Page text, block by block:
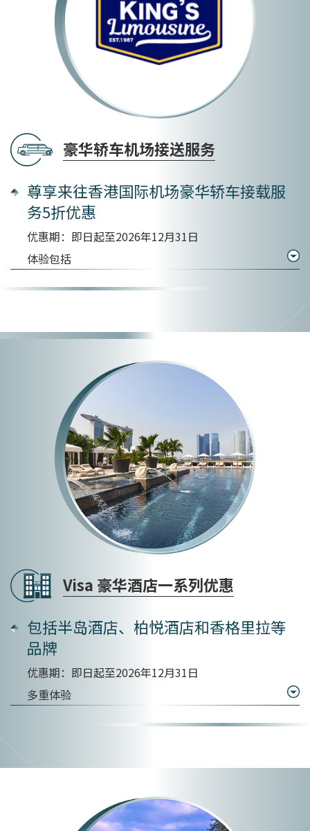
豪华轿车机场接送服务
尊享来往香港国际机场豪华轿车接载服
务5折优惠
优惠期：即日起至2026年12月31日
体验包括
Visa 豪华酒店一系列优惠
包括半岛酒店、柏悦酒店和香格里拉等
品牌
优惠期：即日起至2026年12月31日
多重体验